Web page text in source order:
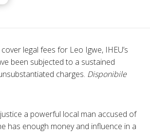
legal fees for Leo Igwe, IHEU’s
been subjected to a sustained
charges. Disponibile
a powerful local man accused of
has enough money and influence in a